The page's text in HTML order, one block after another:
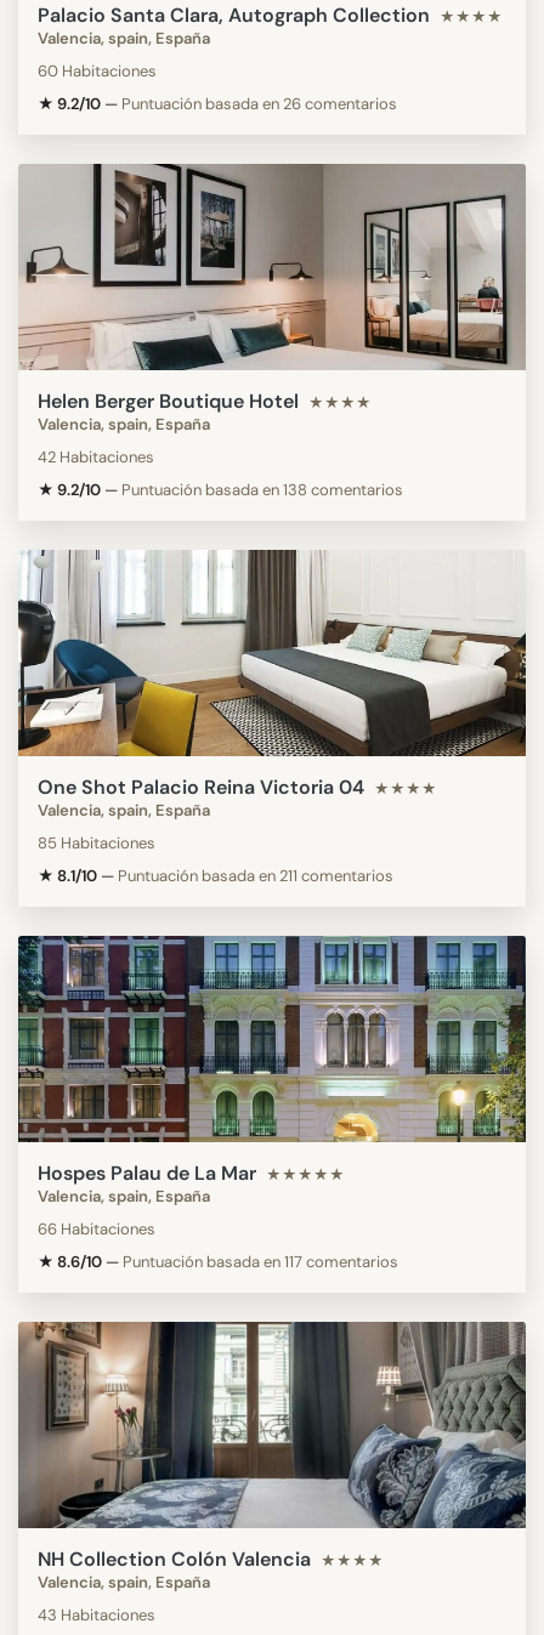
Palacio Santa Clara, Autograph Collection ★★★★
Valencia, spain, España
60 Habitaciones
★ 9.2/10 — Puntuación basada en 26 comentarios
Helen Berger Boutique Hotel ★★★★
Valencia, spain, España
42 Habitaciones
★ 9.2/10 — Puntuación basada en 138 comentarios
One Shot Palacio Reina Victoria 04 ★★★★
Valencia, spain, España
85 Habitaciones
★ 8.1/10 — Puntuación basada en 211 comentarios
Hospes Palau de La Mar ★★★★★
Valencia, spain, España
66 Habitaciones
★ 8.6/10 — Puntuación basada en 117 comentarios
NH Collection Colón Valencia ★★★★
Valencia, spain, España
43 Habitaciones